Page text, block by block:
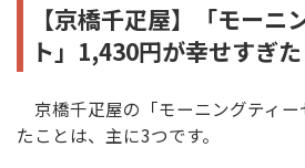
【京橋千疋屋】「モーニ
ト」1,430円が幸せすぎた
京橋千疋屋の「モーニングティー
たことは、主に3つです。